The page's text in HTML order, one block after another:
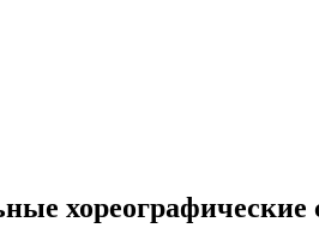
хореографические